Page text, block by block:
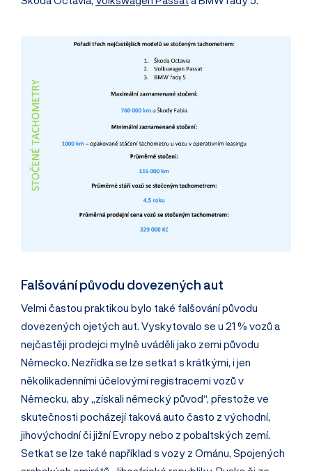
Falšování původu dovezených aut
Velmi častou praktikou bylo také falšování původu
dovezených ojetých aut. Vyskytovalo se u 21 % vozů a
nejčastěji prodejci mylně uváděli jako zemi původu
Německo. Nezřídka se lze setkat s krátkými, i jen
několikadenními účelovými registracemi vozů v
Německu, aby „získali německý původ“, přestože ve
skutečnosti pocházejí taková auto často z východní,
jihovýchodní či jižní Evropy nebo z pobaltských zemí.
Setkat se lze také například s vozy z Ománu, Spojených